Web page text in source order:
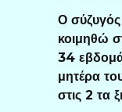
Ο
κοιμηθώ
34
μητέρα
στις 2 τα